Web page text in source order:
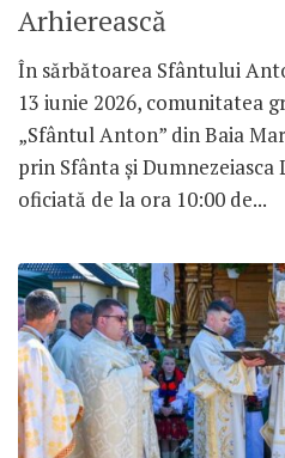
Arhierească
În sărbătoarea Sfântului
13 iunie 2026, comunitatea
„Sfântul Anton” din Baia
prin Sfânta și
oficiată de la ora 10:00 de...